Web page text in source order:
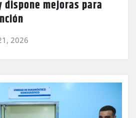
dispone mejoras para
2026